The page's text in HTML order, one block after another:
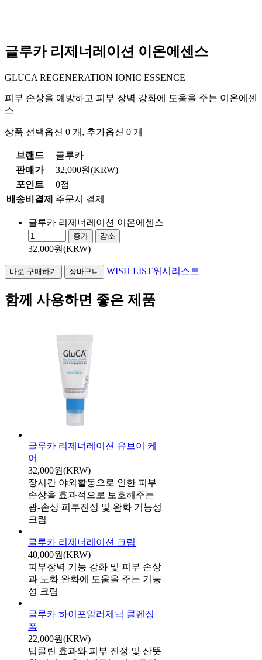
글루카 리제너레이션 이온에센스
GLUCA REGENERATION IONIC ESSENCE
피부 손상을 예방하고 피부 장벽 강화에 도움을 주는 이온에센
스
상품 선택옵션 0 개, 추가옵션 0 개
브랜드
글루카
판매가
32,000원(KRW)
포인트
0점
배송비결제
주문시 결제
글루카 리제너레이션 이온에센스
증가 감소
32,000원(KRW)
WISH LIST위시리스트
함께 사용하면 좋은 제품
글루카 리제너레이션 유브이 케
어
32,000원(KRW)
장시간 야외활동으로 인한 피부
손상을 효과적으로 보호해주는
광-손상 피부진정 및 완화 기능성
크림
글루카 리제너레이션 크림
40,000원(KRW)
피부장벽 기능 강화 및 피부 손상
과 노화 완화에 도움을 주는 기능
성 크림
글루카 하이포알러제닉 클렌징
폼
22,000원(KRW)
딥클린 효과와 피부 진정 및 산뜻